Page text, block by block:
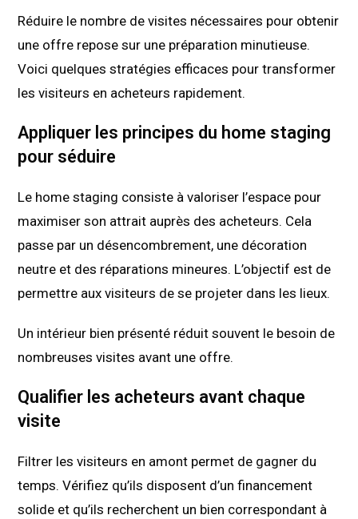
Réduire le nombre de visites nécessaires pour obtenir
une offre repose sur une préparation minutieuse.
Voici quelques stratégies efficaces pour transformer
les visiteurs en acheteurs rapidement.
Appliquer les principes du home staging
pour séduire
Le home staging consiste à valoriser l’espace pour
maximiser son attrait auprès des acheteurs. Cela
passe par un désencombrement, une décoration
neutre et des réparations mineures. L’objectif est de
permettre aux visiteurs de se projeter dans les lieux.
Un intérieur bien présenté réduit souvent le besoin de
nombreuses visites avant une offre.
Qualifier les acheteurs avant chaque
visite
Filtrer les visiteurs en amont permet de gagner du
temps. Vérifiez qu’ils disposent d’un financement
solide et qu’ils recherchent un bien correspondant à